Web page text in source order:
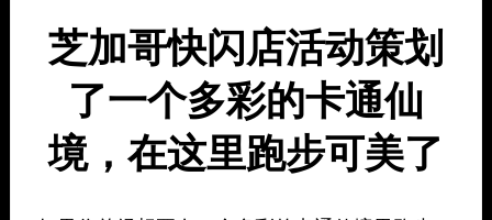
芝加哥快闪店活动策划
了一个多彩的卡通仙
境，在这里跑步可美了